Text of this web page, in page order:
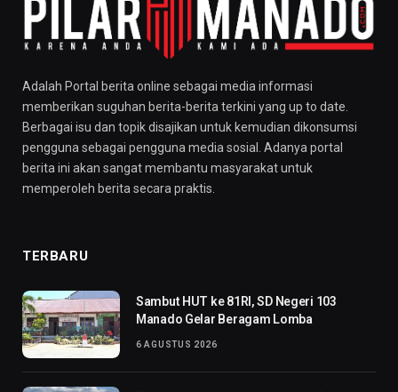
Adalah Portal berita online sebagai media informasi
memberikan suguhan berita-berita terkini yang up to date.
Berbagai isu dan topik disajikan untuk kemudian dikonsumsi
pengguna sebagai pengguna media sosial. Adanya portal
berita ini akan sangat membantu masyarakat untuk
memperoleh berita secara praktis.
TERBARU
Sambut HUT ke 81RI, SD Negeri 103
Manado Gelar Beragam Lomba
6 AGUSTUS 2026